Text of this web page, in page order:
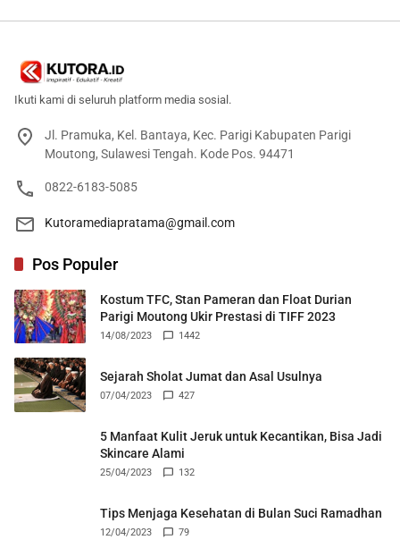
Ikuti kami di seluruh platform media sosial.
Jl. Pramuka, Kel. Bantaya, Kec. Parigi Kabupaten Parigi
Moutong, Sulawesi Tengah. Kode Pos. 94471
0822-6183-5085
Kutoramediapratama@gmail.com
Pos Populer
Kostum TFC, Stan Pameran dan Float Durian
Parigi Moutong Ukir Prestasi di TIFF 2023
14/08/2023 1442
Sejarah Sholat Jumat dan Asal Usulnya
07/04/2023 427
5 Manfaat Kulit Jeruk untuk Kecantikan, Bisa Jadi
Skincare Alami
25/04/2023 132
Tips Menjaga Kesehatan di Bulan Suci Ramadhan
12/04/2023 79